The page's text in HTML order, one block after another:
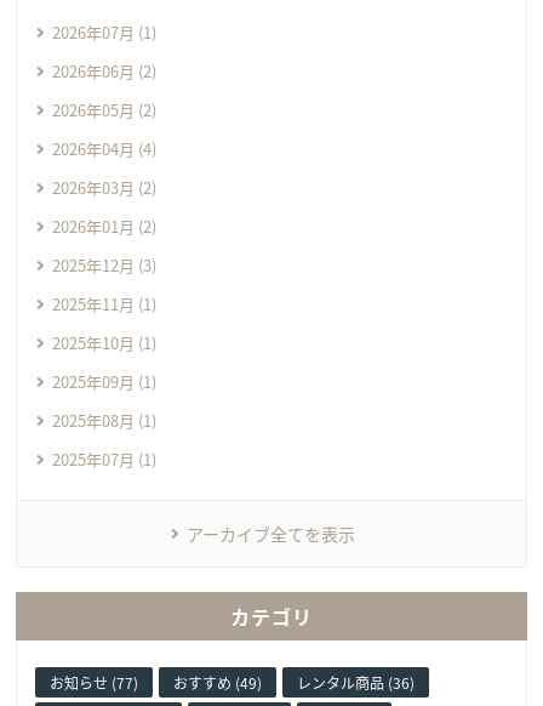
2026年07月 (1)
2026年06月 (2)
2026年05月 (2)
2026年04月 (4)
2026年03月 (2)
2026年01月 (2)
2025年12月 (3)
2025年11月 (1)
2025年10月 (1)
2025年09月 (1)
2025年08月 (1)
2025年07月 (1)
アーカイブ全てを表示
カテゴリ
お知らせ (77) おすすめ (49)
レンタル商品 (36)